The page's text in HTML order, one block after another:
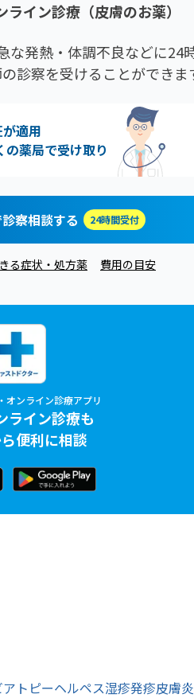
ライン診療（皮膚のお薬）
発熱・体調不良などに24
診察を受けることができま
適用
薬局で受け取り
察相談する 24時間受付
る症状・処方薬 費用の目安
オンライン診療アプリ
ライン診療も
便利に相談
アトピーヘルペス湿疹発疹皮膚炎